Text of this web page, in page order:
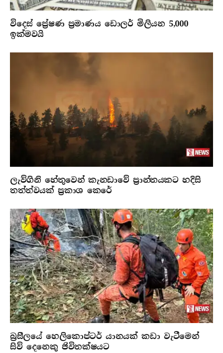
විදෙස් ප්‍රේෂණ ප්‍රමාණය ඩොලර් මිලියන 5,000
ඉක්මවයි
ලැව්ගිනි හේතුවෙන් කැනඩාවේ ප්‍රාන්තයකට හදිසි
තත්ත්වයක් ප්‍රකාශ කෙරේ
බ්‍රසීලයේ හෙලිකොප්ටර් යානයක් කඩා වැටීමෙන්
සිව් දෙනෙකු ජිවිතක්ෂයට